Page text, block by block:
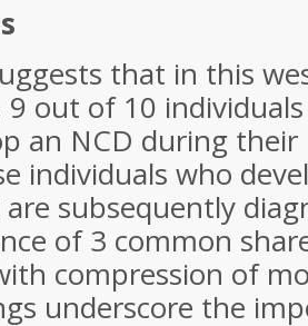
that in this
out of 10
an NCD during
individuals who
subsequently
of 3 common
compression of
underscore the